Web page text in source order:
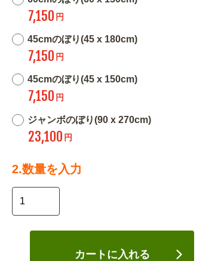
7,150 円
45cmのぼり(45 x 180cm)
7,150 円
45cmのぼり(45 x 150cm)
7,150 円
ジャンボのぼり(90 x 270cm)
23,100 円
2.数量を入力
カートに入れる